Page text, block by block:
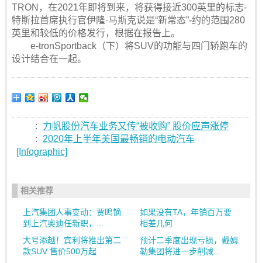
TRON，在2021年即将到来，将获得接近300英里的标志-
特斯拉首席执行官伊隆·马斯克说是“新常态”-约的范围280
英里和较低的价格发行，根据在报告上。
e-tronSportback（下）将SUV的功能与四门轿跑车的
设计结合在一起。
:
力帆股份汽车业务又传“被收购” 股价应声涨停
:
2020年上半年美国最畅销的电动汽车
[Infographic]
相关推荐
上汽集团人事变动：贾鸣镝
到上汽奥迪任新职，...
如果没有TA，年销百万要
相差几何
大号添越！宾利将推出第二
款SUV 售价500万起
预计二季度出现亏损，戴姆
勒集团将进一步削减...